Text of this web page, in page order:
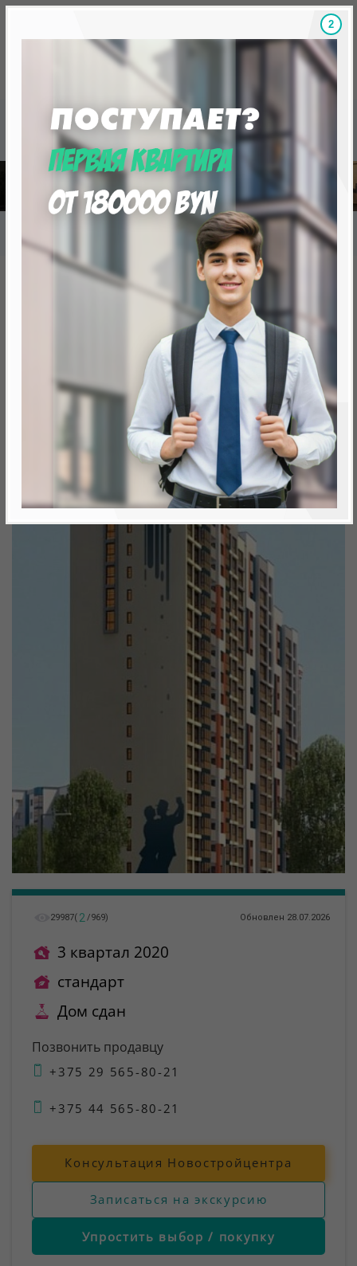
Скидки на новостройки, бонусы
«Минск Мир»
20.1 «Танго», квартал «Мировые танцы»
20.1 «Танго», квартал
«Мировые танцы»
Минск, Октябрьский, ул. Брилевская
метро «Ковальская Слобода», 566 м
29987( 2 /969) Обновлен 28.07.2026
3 квартал 2020
стандарт
Дом сдан
Позвонить продавцу
+375 29 565-80-21
+375 44 565-80-21
Консультация Новостройцентра
Записаться на экскурсию
Упростить выбор / покупку
1